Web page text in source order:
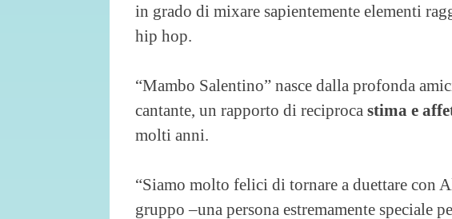
in grado di mixare sapientemente elementi
hip hop.
“Mambo Salentino” nasce dalla profonda
cantante, un rapporto di reciproca stima e
molti anni.
“Siamo molto felici di tornare a duettare con
gruppo –una persona estremamente speciale